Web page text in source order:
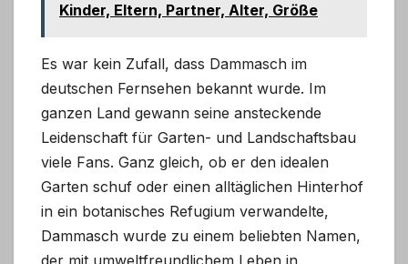
Kinder, Eltern, Partner, Alter, Größe
Es war kein Zufall, dass Dammasch im
deutschen Fernsehen bekannt wurde. Im
ganzen Land gewann seine ansteckende
Leidenschaft für Garten- und Landschaftsbau
viele Fans. Ganz gleich, ob er den idealen
Garten schuf oder einen alltäglichen Hinterhof
in ein botanisches Refugium verwandelte,
Dammasch wurde zu einem beliebten Namen,